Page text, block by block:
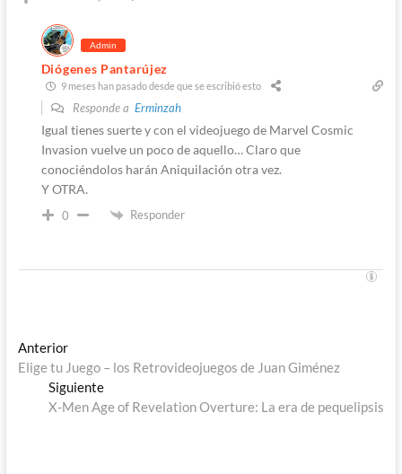
Admin
Diógenes Pantarújez
9 meses han pasado desde que se escribió esto
Responde a Erminzah
Igual tienes suerte y con el videojuego de Marvel Cosmic
Invasion vuelve un poco de aquello… Claro que
conociéndolos harán Aniquilación otra vez.
Y OTRA.
0 Responder
Navegación
de
entradas
AnteriorEntrada
anterior:
Elige tu Juego – los Retrovideojuegos de Juan Giménez
SiguienteEntrada
siguiente:
X-Men Age of Revelation Overture: La era de pequelipsis